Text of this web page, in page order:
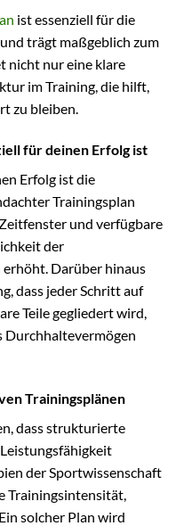
ist essenziell für die
trägt maßgeblich zum
nicht nur eine klare
im Training, die hilft,
zu bleiben.
für deinen Erfolg ist
Erfolg ist die
Trainingsplan
und verfügbare
der
Darüber hinaus
dass jeder Schritt auf
Teile gegliedert wird,
Durchhaltevermögen
Trainingsplänen
dass strukturierte
der Sportwissenschaft
Trainingsintensität,
solcher Plan wird